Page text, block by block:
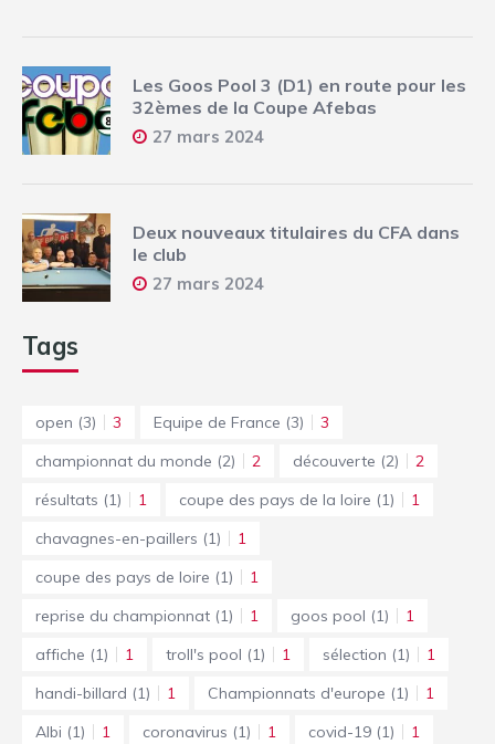
Les Goos Pool 3 (D1) en route pour les
32èmes de la Coupe Afebas
27 mars 2024
Deux nouveaux titulaires du CFA dans
le club
27 mars 2024
Tags
open (3) 3 Equipe de France (3)
3
championnat du monde (2) 2 découverte (2)
2
résultats (1) 1 coupe des pays de la loire (1)
1
chavagnes-en-paillers (1)
1
coupe des pays de loire (1)
1
reprise du championnat (1) 1 goos pool (1)
1
affiche (1) 1 troll's pool (1) 1 sélection (1)
1
handi-billard (1) 1 Championnats d'europe (1)
1
Albi (1) 1 coronavirus (1) 1 covid-19 (1)
1